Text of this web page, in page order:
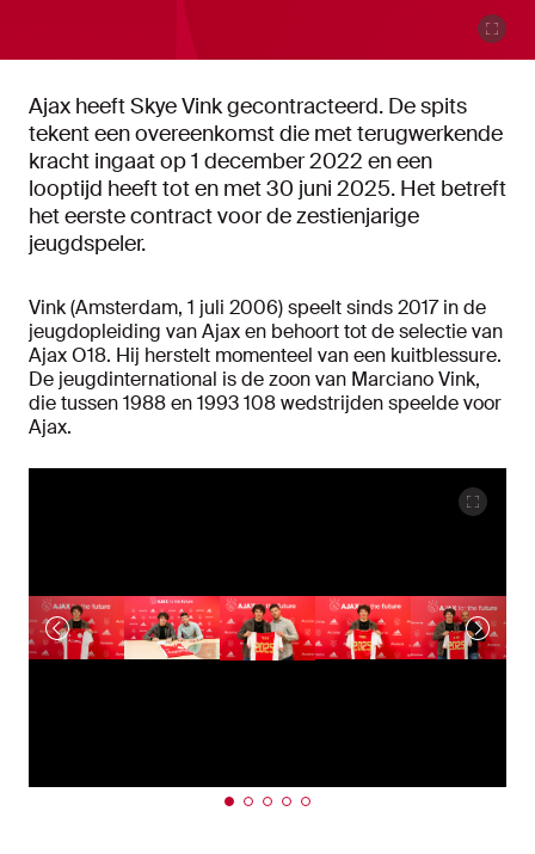
Ajax heeft Skye Vink gecontracteerd. De spits
tekent een overeenkomst die met terugwerkende
kracht ingaat op 1 december 2022 en een
looptijd heeft tot en met 30 juni 2025. Het betreft
het eerste contract voor de zestienjarige
jeugdspeler.
Vink (Amsterdam, 1 juli 2006) speelt sinds 2017 in de
jeugdopleiding van Ajax en behoort tot de selectie van
Ajax O18. Hij herstelt momenteel van een kuitblessure.
De jeugdinternational is de zoon van Marciano Vink,
die tussen 1988 en 1993 108 wedstrijden speelde voor
Ajax.